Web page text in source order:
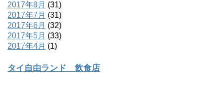
2017年8月 (31)
2017年7月 (31)
2017年6月 (32)
2017年5月 (33)
2017年4月 (1)
タイ自由ランド 飲食店